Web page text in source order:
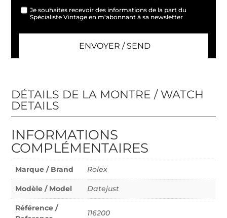
Je souhaites recevoir des informations de la part du
Spécialiste Vintage en m'abonnant à sa newsletter
DÉTAILS DE LA MONTRE / WATCH
DETAILS
INFORMATIONS
COMPLÉMENTAIRES
Marque / Brand Rolex
Modèle / Model Datejust
Référence /
116200